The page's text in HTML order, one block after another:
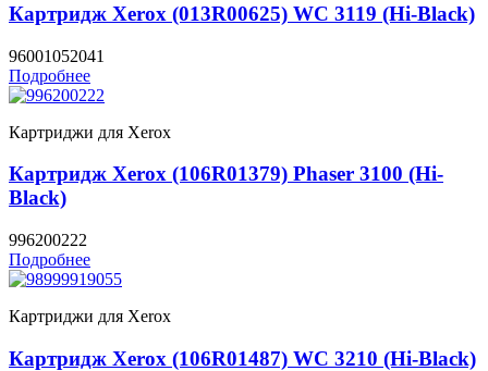
Картридж Xerox (013R00625) WC 3119 (Hi-Black)
96001052041
Подробнее
Картриджи для Xerox
Картридж Xerox (106R01379) Phaser 3100 (Hi-
Black)
996200222
Подробнее
Картриджи для Xerox
Картридж Xerox (106R01487) WC 3210 (Hi-Black)